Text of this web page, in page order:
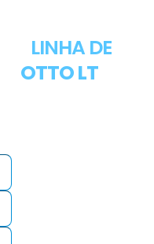
LINHA DE
OTTO LT